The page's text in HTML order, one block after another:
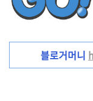
블로거머니